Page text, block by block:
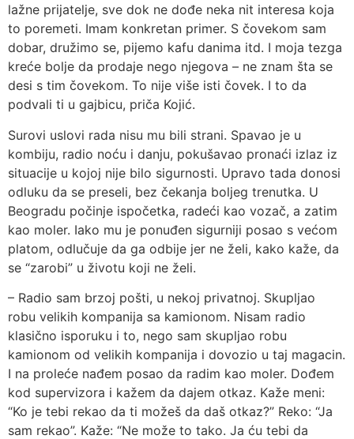
lažne prijatelje, sve dok ne dođe neka nit interesa koja
to poremeti. Imam konkretan primer. S čovekom sam
dobar, družimo se, pijemo kafu danima itd. I moja tezga
kreće bolje da prodaje nego njegova – ne znam šta se
desi s tim čovekom. To nije više isti čovek. I to da
podvali ti u gajbicu, priča Kojić.
Surovi uslovi rada nisu mu bili strani. Spavao je u
kombiju, radio noću i danju, pokušavao pronaći izlaz iz
situacije u kojoj nije bilo sigurnosti. Upravo tada donosi
odluku da se preseli, bez čekanja boljeg trenutka. U
Beogradu počinje ispočetka, radeći kao vozač, a zatim
kao moler. Iako mu je ponuđen sigurniji posao s većom
platom, odlučuje da ga odbije jer ne želi, kako kaže, da
se “zarobi” u životu koji ne želi.
– Radio sam brzoj pošti, u nekoj privatnoj. Skupljao
robu velikih kompanija sa kamionom. Nisam radio
klasično isporuku i to, nego sam skupljao robu
kamionom od velikih kompanija i dovozio u taj magacin.
I na proleće nađem posao da radim kao moler. Dođem
kod supervizora i kažem da dajem otkaz. Kaže meni:
“Ko je tebi rekao da ti možeš da daš otkaz?” Reko: “Ja
sam rekao”. Kaže: “Ne može to tako. Ja ću tebi da